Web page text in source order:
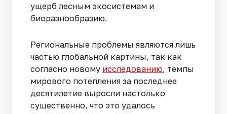
ущерб лесным экосистемам и
биоразнообразию.
Региональные проблемы являются лишь
частью глобальной картины, так как
согласно новому исследованию, темпы
мирового потепления за последнее
десятилетие выросли настолько
существенно, что это удалось